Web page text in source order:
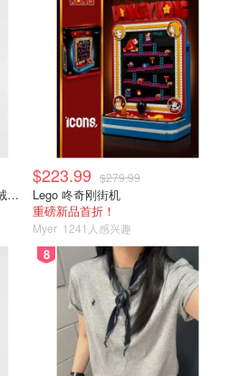
lululemon Down and Around 羽绒夹克
$223.99 $279.99
Lego 咚奇刚街机
重磅新品首折！
Myer 1241人感兴趣
8